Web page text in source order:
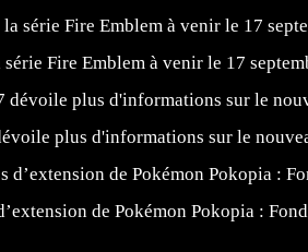
Fire Emblem à venir le 17
plus d'informations sur le
de Pokémon Pokopia :